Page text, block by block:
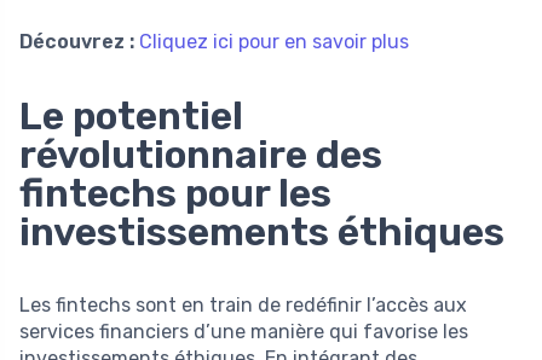
Découvrez : Cliquez ici pour en savoir plus
Le potentiel
révolutionnaire des
fintechs pour les
investissements éthiques
Les fintechs sont en train de redéfinir l’accès aux
services financiers d’une manière qui favorise les